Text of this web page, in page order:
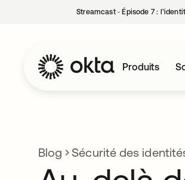
Streamcast ‑ Épisode 7 :
Produits
Blog Sécurité des